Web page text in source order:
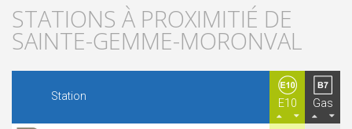
STATIONS À PROXIMITIÉ DE
SAINTE-GEMME-MORONVAL
Station
E10 Gas